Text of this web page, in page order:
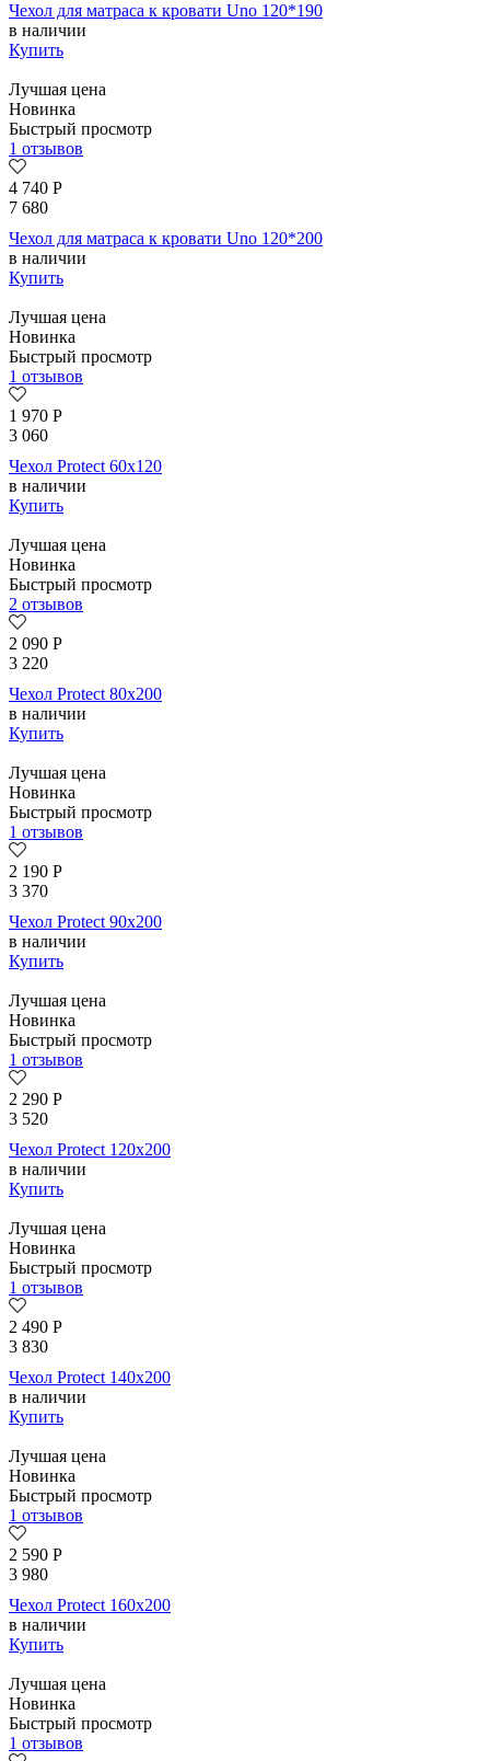
Чехол для матраса к кровати Uno 120*190
в наличии
Купить
Лучшая цена
Новинка
Быстрый просмотр
1 отзывов
4 740 Р
7 680
Чехол для матраса к кровати Uno 120*200
в наличии
Купить
Лучшая цена
Новинка
Быстрый просмотр
1 отзывов
1 970 Р
3 060
Чехол Protect 60х120
в наличии
Купить
Лучшая цена
Новинка
Быстрый просмотр
2 отзывов
2 090 Р
3 220
Чехол Protect 80х200
в наличии
Купить
Лучшая цена
Новинка
Быстрый просмотр
1 отзывов
2 190 Р
3 370
Чехол Protect 90х200
в наличии
Купить
Лучшая цена
Новинка
Быстрый просмотр
1 отзывов
2 290 Р
3 520
Чехол Protect 120х200
в наличии
Купить
Лучшая цена
Новинка
Быстрый просмотр
1 отзывов
2 490 Р
3 830
Чехол Protect 140х200
в наличии
Купить
Лучшая цена
Новинка
Быстрый просмотр
1 отзывов
2 590 Р
3 980
Чехол Protect 160х200
в наличии
Купить
Лучшая цена
Новинка
Быстрый просмотр
1 отзывов